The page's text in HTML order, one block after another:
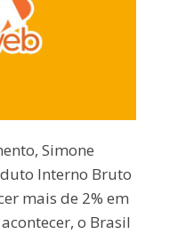
Simone
Interno Bruto
mais de 2% em
o Brasil